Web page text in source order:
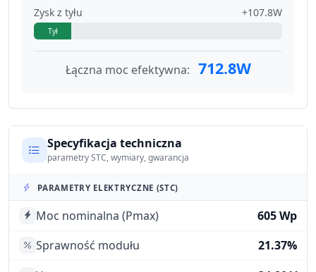
Zysk z tyłu +107.8W
Tył
Łączna moc efektywna: 712.8W
Specyfikacja techniczna
parametry STC, wymiary, gwarancja
PARAMETRY ELEKTRYCZNE (STC)
Moc nominalna (Pmax)
605 Wp
Sprawność modułu
21.37%